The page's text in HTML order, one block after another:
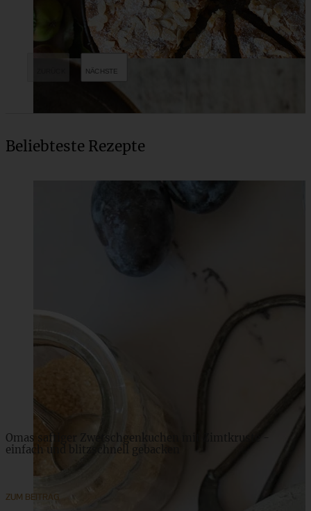
Meine 20 liebsten Rezepte mit Äpfeln – einfach und
Beliebteste Rezepte
Omas saftiger Zwetschgenkuchen mit Zimtkruste -
einfach und blitzschnell gebacken
ZUM BEITRAG